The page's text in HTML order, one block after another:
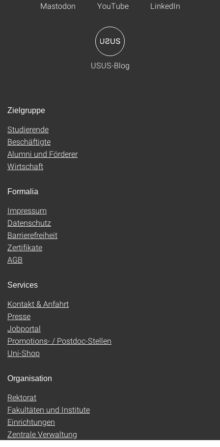
Mastodon YouTube LinkedIn
USUS-Blog
Zielgruppe
Studierende
Beschäftigte
Alumni und Förderer
Wirtschaft
Formalia
Impressum
Datenschutz
Barrierefreiheit
Zertifikate
AGB
Services
Kontakt & Anfahrt
Presse
Jobportal
Promotions- / Postdoc-Stellen
Uni-Shop
Organisation
Rektorat
Fakultäten und Institute
Einrichtungen
Zentrale Verwaltung